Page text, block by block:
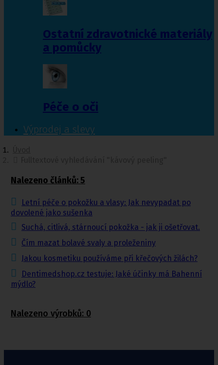
Ostatní zdravotnické materiály
a pomůcky
Péče o oči
Výprodej a slevy
Nalezeno článků: 5
Letní péče o pokožku a vlasy: Jak nevypadat po
dovolené jako sušenka
Suchá, citlivá, stárnoucí pokožka - jak ji ošetřovat.
Čím mazat bolavé svaly a proleženiny
Jakou kosmetiku používáme při křečových žilách?
Dentimedshop.cz testuje: Jaké účinky má Bahenní
mýdlo?
Nalezeno výrobků: 0